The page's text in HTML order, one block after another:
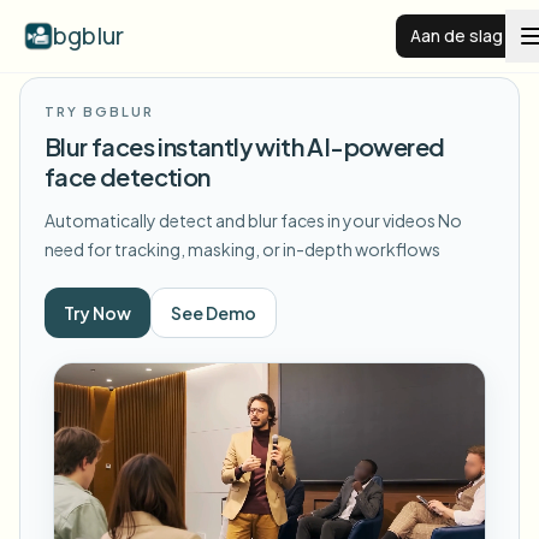
bgblur Aan de slag
Voorbeelden
Blader door de volledige voorbeeldenbibliotheek
Gezicht vervagen
Kenteken vervagen
Functies
View all features
Browse every blur tool in one place
Zakelijk
Scholen & onderwijs
Bronnen
TRY BGBLUR
Blur faces instantly with AI-powered
face detection
Automatically detect and blur faces in your videosNo
need for tracking, masking, or in-depth workflows
Try Now See Demo